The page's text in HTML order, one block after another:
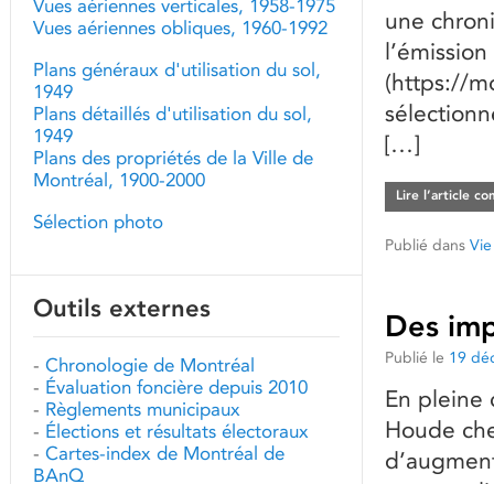
une
(https://
[…]
Lire l’article
Publié dans
Des
Publié le 19
En pleine
Houde
Vues aériennes verticales, 1958-1975
Vues aériennes obliques, 1960-1992
Plans généraux d'utilisation du sol,
1949
Plans détaillés d'utilisation du sol,
1949
Plans des propriétés de la Ville de
Montréal, 1900-2000
Sélection photo
Outils externes
- Chronologie de Montréal
- Évaluation foncière depuis 2010
- Règlements municipaux
- Élections et résultats électoraux
- Cartes-index de Montréal de
BAnQ